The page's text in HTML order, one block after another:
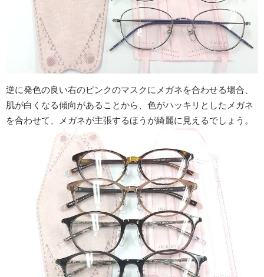
逆に発色の良い右のピンクのマスクにメガネを合わせる場合、
肌が白くなる傾向があることから、色がハッキリとしたメガネ
を合わせて、メガネが主張するほうが綺麗に見えるでしょう。